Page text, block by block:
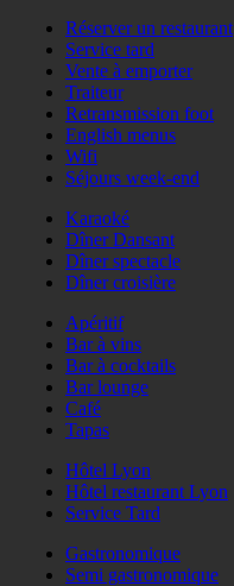
Réserver un restaurant
Service tard
Vente à emporter
Traiteur
Retransmission foot
English menus
Wifi
Séjours week-end
Karaoké
Dîner Dansant
Dîner spectacle
Dîner croisière
Apéritif
Bar à vins
Bar à cocktails
Bar lounge
Café
Tapas
Hôtel Lyon
Hôtel restaurant Lyon
Service Tard
Gastronomique
Semi gastronomique